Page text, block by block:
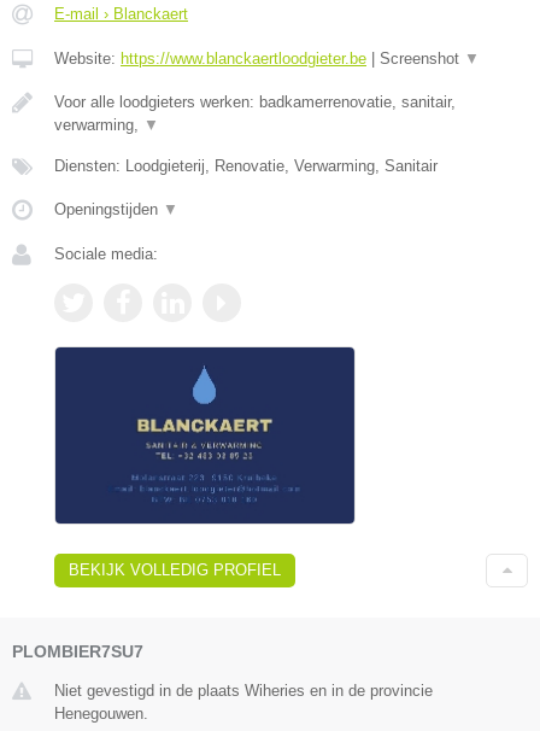
E-mail › Blanckaert
Website: https://www.blanckaertloodgieter.be Screenshot ▼
Voor alle loodgieters werken: badkamerrenovatie, sanitair,
verwarming,
▼
Diensten: Loodgieterij, Renovatie, Verwarming, Sanitair
Openingstijden ▼
Sociale media:
BEKIJK VOLLEDIG PROFIEL
PLOMBIER7SU7
Niet gevestigd in de plaats Wiheries en in de provincie
Henegouwen.